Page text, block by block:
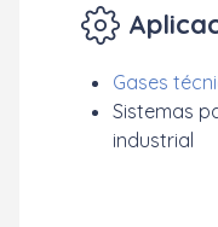
Gases
Sistemas
industrial